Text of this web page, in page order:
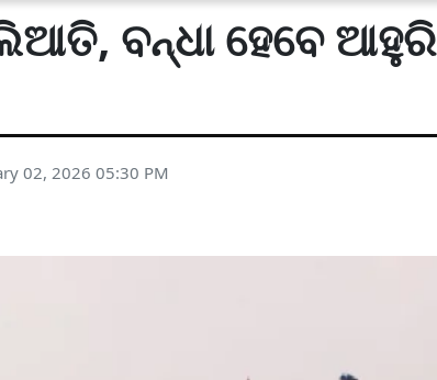
ବନ୍ଧା ହେବେ ଆହୁରି
02, 2026 05:30 PM